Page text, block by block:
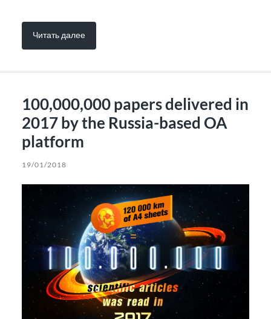
Читать далее
100,000,000 papers delivered in
2017 by the Russia-based OA
platform
19/01/2018